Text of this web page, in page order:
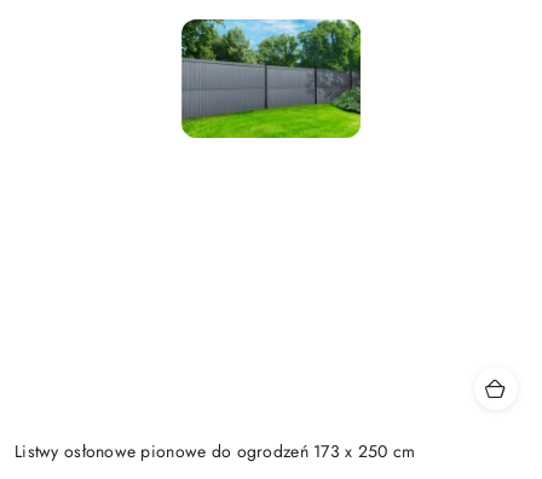
Listwy osłonowe pionowe do ogrodzeń 173 x 250 cm